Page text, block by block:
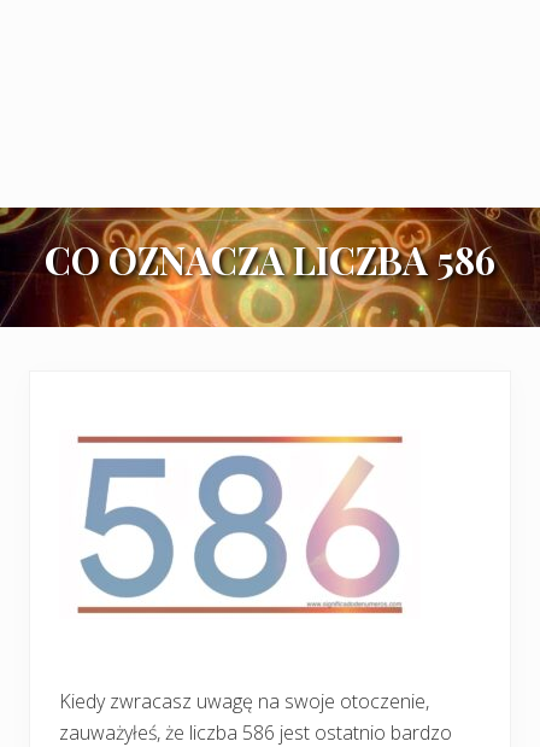
CO OZNACZA LICZBA 586
Kiedy zwracasz uwagę na swoje otoczenie,
zauważyłeś, że liczba 586 jest ostatnio bardzo